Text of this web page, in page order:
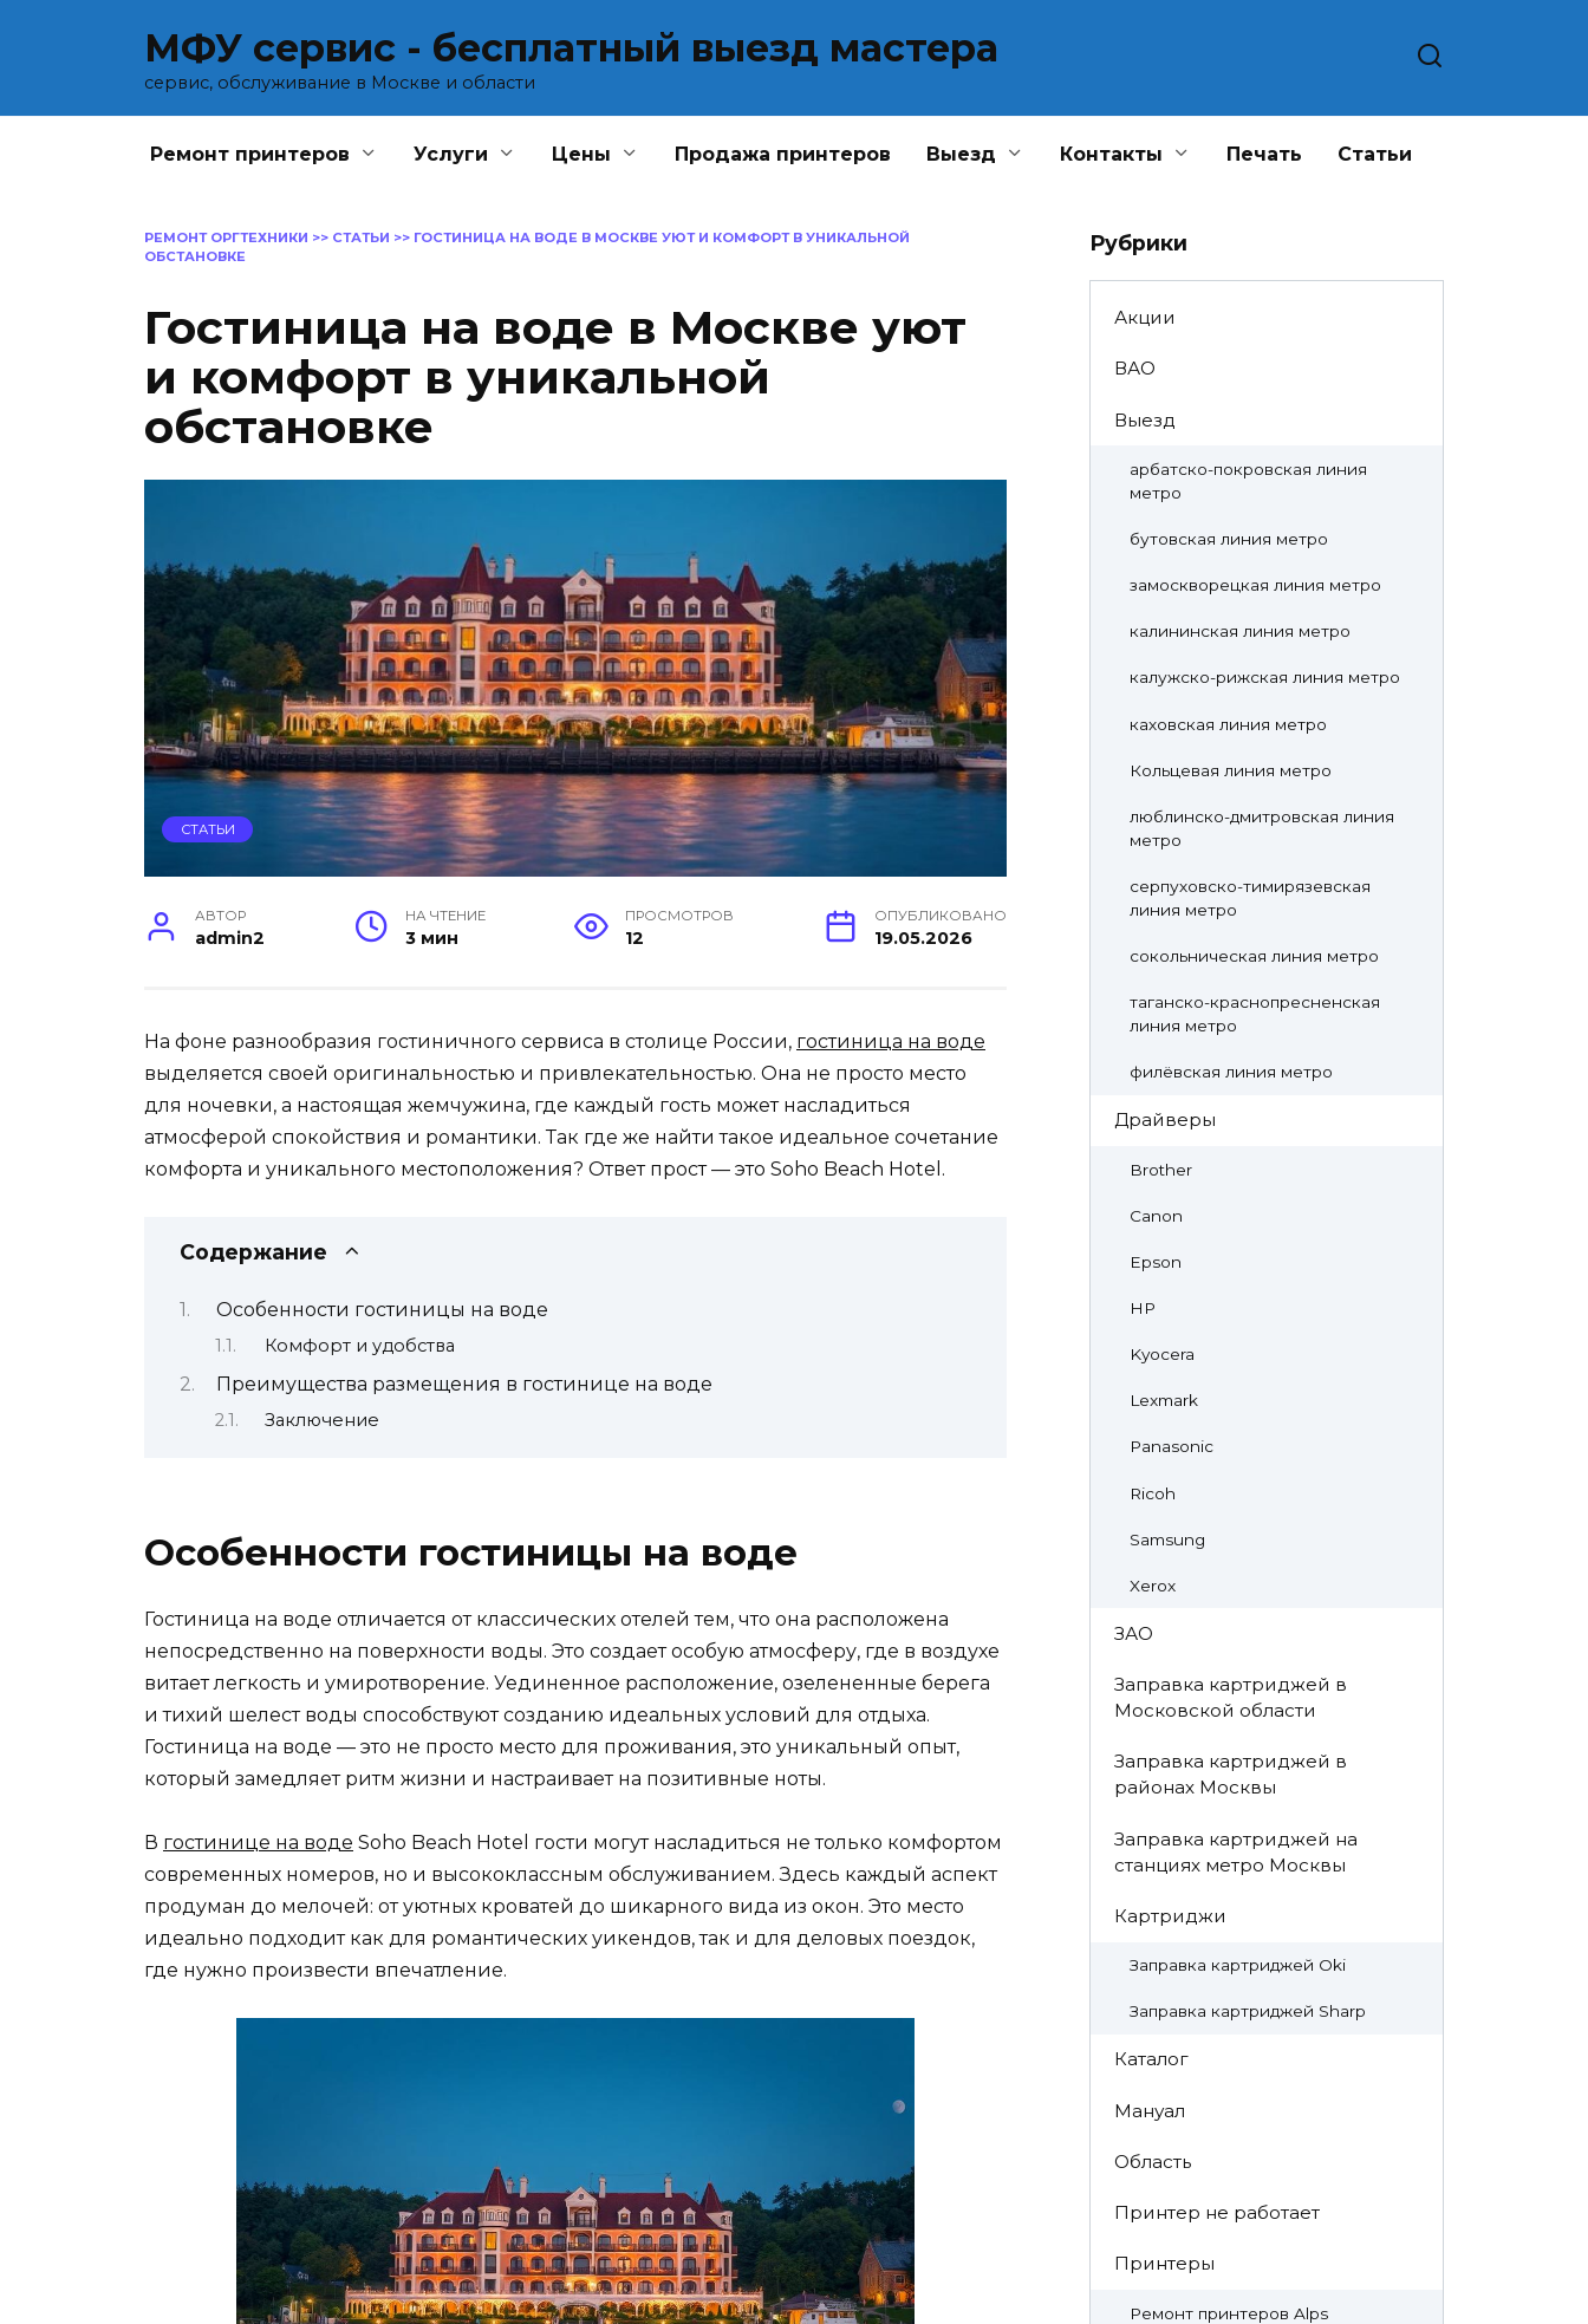
МФУ сервис - бесплатный выезд мастера
сервис, обслуживание в Москве и области
Ремонт принтеров Услуги Цены Продажа принтеров Выезд Контакты Печать Статьи
РЕМОНТ ОРГТЕХНИКИ >> СТАТЬИ >> ГОСТИНИЦА НА ВОДЕ В МОСКВЕ УЮТ И КОМФОРТ В УНИКАЛЬНОЙ
ОБСТАНОВКЕ
Гостиница на воде в Москве уют
и комфорт в уникальной
обстановке
СТАТЬИ
АВТОР
admin2
НА ЧТЕНИЕ
3 мин
ПРОСМОТРОВ
12
ОПУБЛИКОВАНО
19.05.2026
На фоне разнообразия гостиничного сервиса в столице России, гостиница на воде
выделяется своей оригинальностью и привлекательностью. Она не просто место
для ночевки, а настоящая жемчужина, где каждый гость может насладиться
атмосферой спокойствия и романтики. Так где же найти такое идеальное сочетание
комфорта и уникального местоположения? Ответ прост — это Soho Beach Hotel.
Содержание
Особенности гостиницы на воде
Комфорт и удобства
Преимущества размещения в гостинице на воде
Заключение
Особенности гостиницы на воде
Гостиница на воде отличается от классических отелей тем, что она расположена
непосредственно на поверхности воды. Это создает особую атмосферу, где в воздухе
витает легкость и умиротворение. Уединенное расположение, озелененные берега
и тихий шелест воды способствуют созданию идеальных условий для отдыха.
Гостиница на воде — это не просто место для проживания, это уникальный опыт,
который замедляет ритм жизни и настраивает на позитивные ноты.
В гостинице на воде Soho Beach Hotel гости могут насладиться не только комфортом
современных номеров, но и высококлассным обслуживанием. Здесь каждый аспект
продуман до мелочей: от уютных кроватей до шикарного вида из окон. Это место
идеально подходит как для романтических уикендов, так и для деловых поездок,
где нужно произвести впечатление.
Рубрики
Акции
ВАО
Выезд
арбатско-покровская линия
метро
бутовская линия метро
замоскворецкая линия метро
калининская линия метро
калужско-рижская линия метро
каховская линия метро
Кольцевая линия метро
люблинско-дмитровская линия
метро
серпуховско-тимирязевская
линия метро
сокольническая линия метро
таганско-краснопресненская
линия метро
филёвская линия метро
Драйверы
Brother
Canon
Epson
HP
Kyocera
Lexmark
Panasonic
Ricoh
Samsung
Xerox
ЗАО
Заправка картриджей в
Московской области
Заправка картриджей в
районах Москвы
Заправка картриджей на
станциях метро Москвы
Картриджи
Заправка картриджей Oki
Заправка картриджей Sharp
Каталог
Мануал
Область
Принтер не работает
Принтеры
Ремонт принтеров Alps